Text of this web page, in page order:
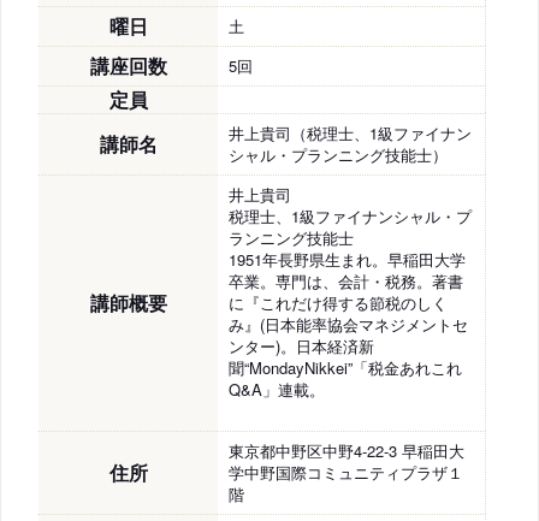
曜日 土
講座回数 5回
定員
講師名
井上貴司（税理士、1級ファイナン
シャル・プランニング技能士）
講師概要
井上貴司
税理士、1級ファイナンシャル・プ
ランニング技能士
1951年長野県生まれ。早稲田大学
卒業。専門は、会計・税務。著書
に『これだけ得する節税のしく
み』(日本能率協会マネジメントセ
ンター)。日本経済新
聞“MondayNikkei”「税金あれこれ
Q&A」連載。
住所
東京都中野区中野4-22-3 早稲田大
学中野国際コミュニティプラザ１
階